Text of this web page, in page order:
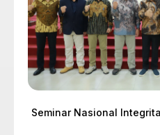
Seminar Nasional